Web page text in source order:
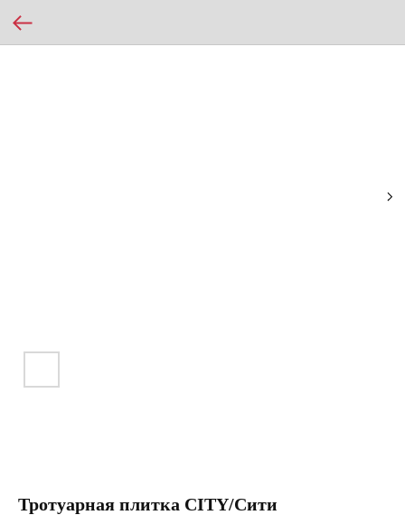
Тротуарная плитка CITY/Сити